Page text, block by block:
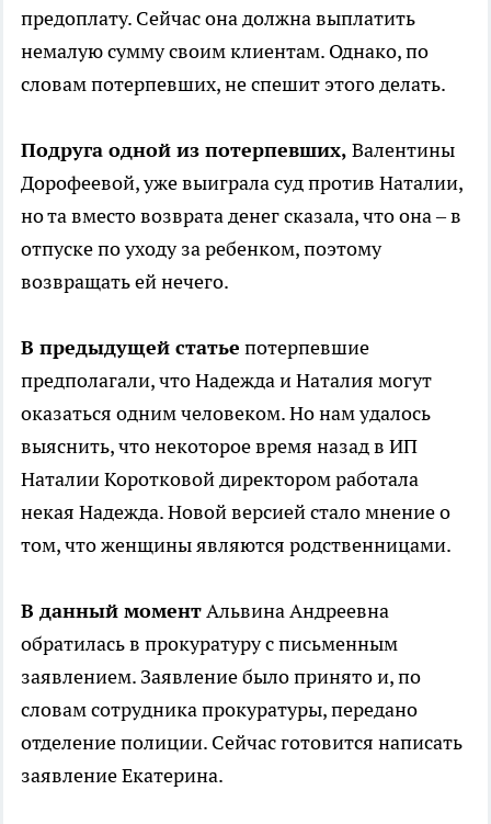
предоплату. Сейчас она должна выплатить
немалую сумму своим клиентам. Однако, по
словам потерпевших, не спешит этого делать.
Подруга одной из потерпевших, Валентины
Дорофеевой, уже выиграла суд против Наталии,
но та вместо возврата денег сказала, что она – в
отпуске по уходу за ребенком, поэтому
возвращать ей нечего.
В предыдущей статье потерпевшие
предполагали, что Надежда и Наталия могут
оказаться одним человеком. Но нам удалось
выяснить, что некоторое время назад в ИП
Наталии Коротковой директором работала
некая Надежда. Новой версией стало мнение о
том, что женщины являются родственницами.
В данный моментАльвина Андреевна
обратилась в прокуратуру с письменным
заявлением. Заявление было принято и, по
словам сотрудника прокуратуры, передано
отделение полиции. Сейчас готовится написать
заявление Екатерина.